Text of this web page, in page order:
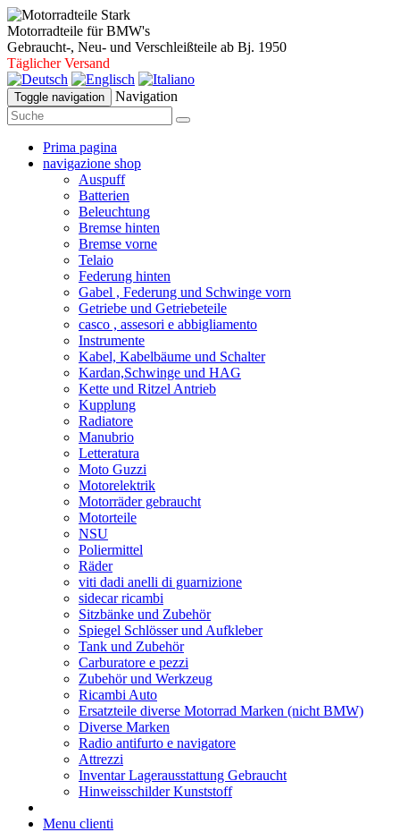
Motorradteile für BMW's
Gebraucht-, Neu- und Verschleißteile ab Bj. 1950
Täglicher Versand
Toggle navigation Navigation
Prima pagina
navigazione shop
Auspuff
Batterien
Beleuchtung
Bremse hinten
Bremse vorne
Telaio
Federung hinten
Gabel , Federung und Schwinge vorn
Getriebe und Getriebeteile
casco , assesori e abbigliamento
Instrumente
Kabel, Kabelbäume und Schalter
Kardan,Schwinge und HAG
Kette und Ritzel Antrieb
Kupplung
Radiatore
Manubrio
Letteratura
Moto Guzzi
Motorelektrik
Motorräder gebraucht
Motorteile
NSU
Poliermittel
Räder
viti dadi anelli di guarnizione
sidecar ricambi
Sitzbänke und Zubehör
Spiegel Schlösser und Aufkleber
Tank und Zubehör
Carburatore e pezzi
Zubehör und Werkzeug
Ricambi Auto
Ersatzteile diverse Motorrad Marken (nicht BMW)
Diverse Marken
Radio antifurto e navigatore
Attrezzi
Inventar Lagerausstattung Gebraucht
Hinweisschilder Kunststoff
Menu clienti